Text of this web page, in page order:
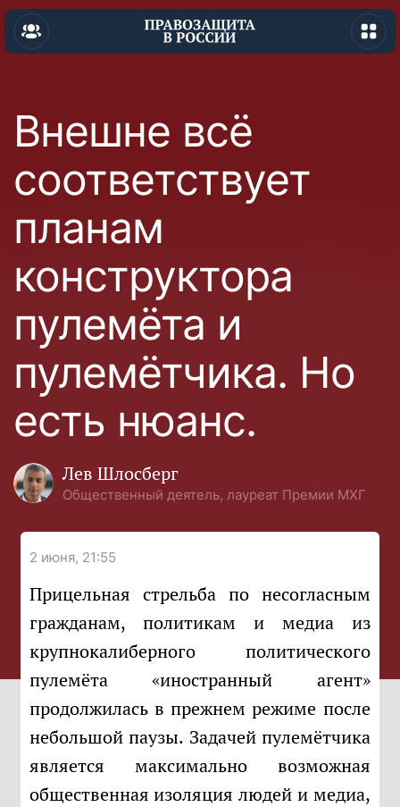
Внешне всё
соответствует
планам
конструктора
пулемёта и
пулемётчика. Но
есть нюанс.
Лев Шлосберг
Общественный деятель, лауреат Премии МХГ
2 июня, 21:55
Прицельная стрельба по несогласным
гражданам, политикам и медиа из
крупнокалиберного политического
пулемёта «иностранный агент»
продолжилась в прежнем режиме после
небольшой паузы. Задачей пулемётчика
является максимально возможная
общественная изоляция людей и медиа,